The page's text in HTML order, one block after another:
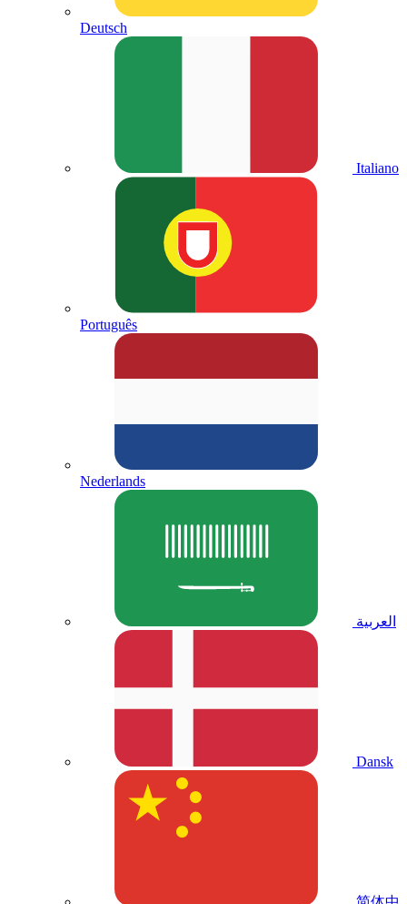
Deutsch
Italiano
Português
Nederlands
العربية
Dansk